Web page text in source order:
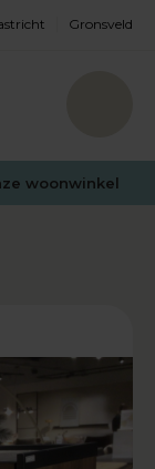
Gronsveld
woonwinkel